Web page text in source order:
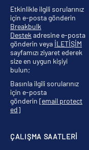
ÇALIŞMA SAATLERİ
Etkinlikle ilgili sorularınız
için e-posta gönderin
Breakbulk
Destek adresine e-posta
gönderin veya İLETİŞİM
sayfamızı ziyaret ederek
size en uygun kişiyi
bulun;
Basınla ilgili sorularınız
için e-posta
gönderin [email protect
ed]